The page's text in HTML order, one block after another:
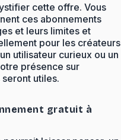
cette offre. Vous
ces abonnements
et leurs limites et
pour les créateurs
utilisateur curieux ou un
présence sur
utiles.
gratuit à